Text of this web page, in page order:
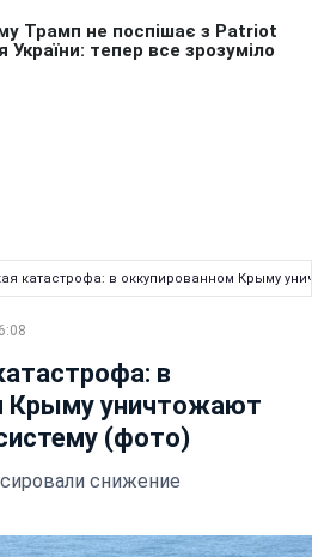
катастрофа: в оккупированном Крыму
в
Крыму уничтожают
(фото)
снижение